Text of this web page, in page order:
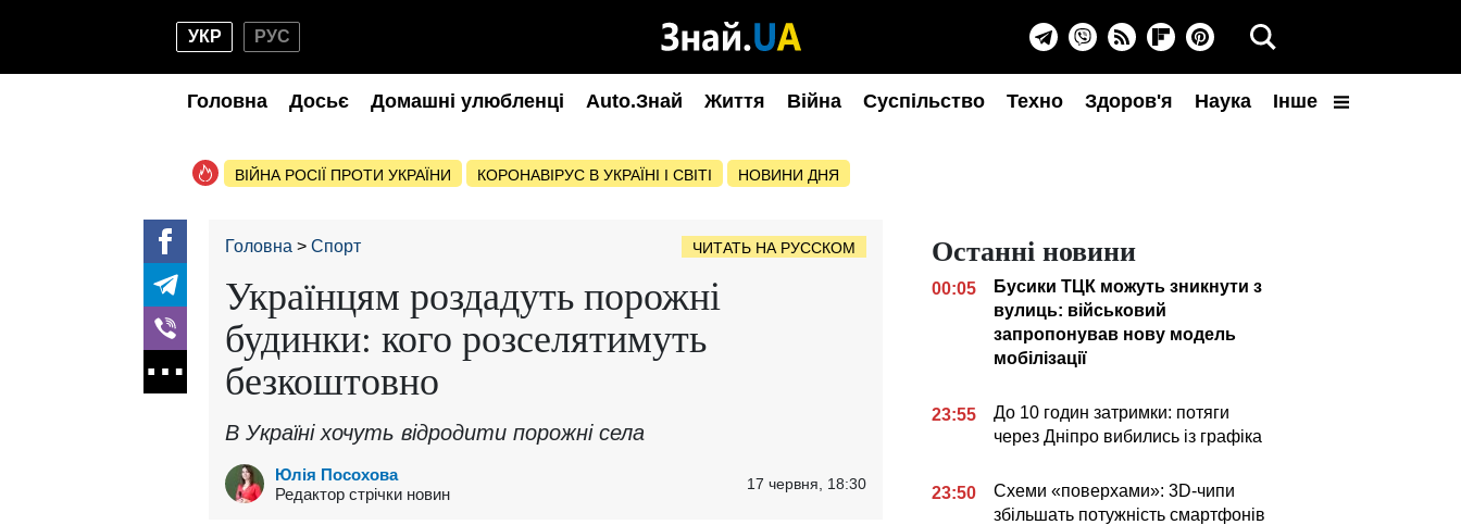
УКР РУС
Головна Досьє Домашні улюбленці Auto.Знай Життя Війна Суспільство Техно Здоров'я Наука Інше
ВІЙНА РОСІЇ ПРОТИ УКРАЇНИ КОРОНАВІРУС В УКРАЇНІ І СВІТІ НОВИНИ ДНЯ
Головна Спорт ЧИТАТЬ НА РУССКОМ
Українцям роздадуть порожні
будинки: кого розселятимуть
безкоштовно
В Україні хочуть відродити порожні села
Юлія Посохова
Редактор стрічки новин
17 червня, 18:30
Останні новини
00:05
Бусики ТЦК можуть зникнути з
вулиць: військовий
запропонував нову модель
мобілізації
23:55
До 10 годин затримки: потяги
через Дніпро вибились із графіка
23:50
Схеми «поверхами»: 3D-чипи
збільшать потужність смартфонів